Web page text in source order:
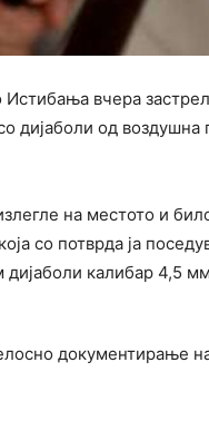
вчера
дијаболи од
на местото и
со потврда ја
дијаболи калибар 4,5
документирање